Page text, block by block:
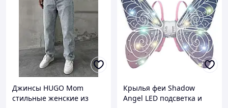
Джинсы HUGO Mom
стильные женские из
Крылья феи Shadow
Angel LED подсветка и